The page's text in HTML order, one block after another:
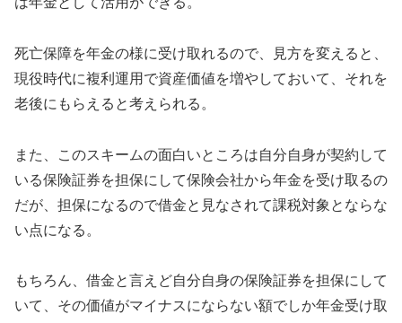
死亡保障を年金の様に受け取れるので、見方を変えると、
現役時代に複利運用で資産価値を増やしておいて、それを
老後にもらえると考えられる。
また、このスキームの面白いところは自分自身が契約して
いる保険証券を担保にして保険会社から年金を受け取るの
だが、担保になるので借金と見なされて課税対象とならな
い点になる。
もちろん、借金と言えど自分自身の保険証券を担保にして
いて、その価値がマイナスにならない額でしか年金受け取